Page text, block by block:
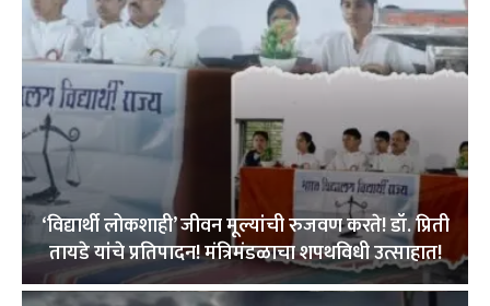
‘विद्यार्थी लोकशाही’ जीवन मूल्यांची रुजवण करते! डॉ. प्रिती
तायडे यांचे प्रतिपादन! मंत्रिमंडळाचा शपथविधी उत्साहात!